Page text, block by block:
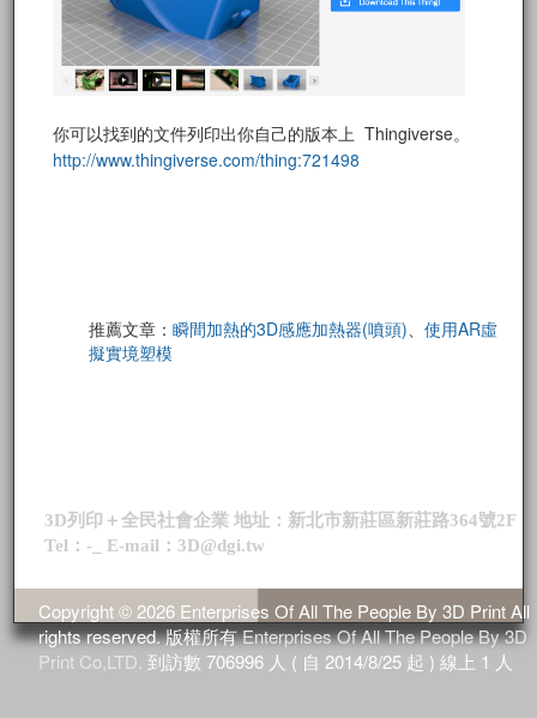
你可以找到的文件列印出你自己的版本上 Thingiverse。
http://www.thingiverse.com/thing:721498
推薦文章：瞬間加熱的3D感應加熱器(噴頭) 、使用AR虛
擬實境塑模
3D列印＋全民社會企業 地址：新北市新莊區新莊路364號2F
Tel：-_ E-mail：3D@dgi.tw
Copyright © 2026 Enterprises Of All The People By 3D Print All
rights reserved. 版權所有Enterprises Of All The People By 3D
Print Co,LTD. 到訪數 706996 人 ( 自 2014/8/25 起 ) 線上 1 人